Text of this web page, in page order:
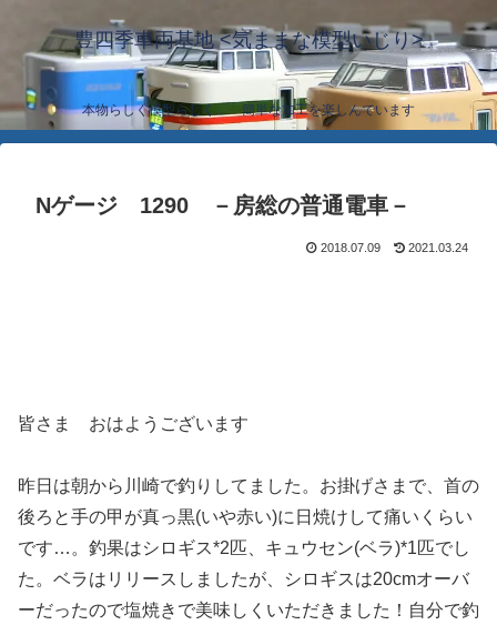
豊四季車両基地 <気ままな模型いじり>
本物らしく模型らしく… 簡単な加工を楽しんでいます
Nゲージ 1290 －房総の普通電車－
2018.07.09 2021.03.24
皆さま おはようございます
昨日は朝から川崎で釣りしてました。お掛げさまで、首の
後ろと手の甲が真っ黒(いや赤い)に日焼けして痛いくらい
です…。釣果はシロギス*2匹、キュウセン(ベラ)*1匹でし
た。ベラはリリースしましたが、シロギスは20cmオーバ
ーだったので塩焼きで美味しくいただきました！自分で釣